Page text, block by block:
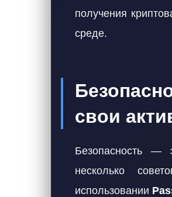
получения
среде.
свои
Безопасность —
несколько
использовании